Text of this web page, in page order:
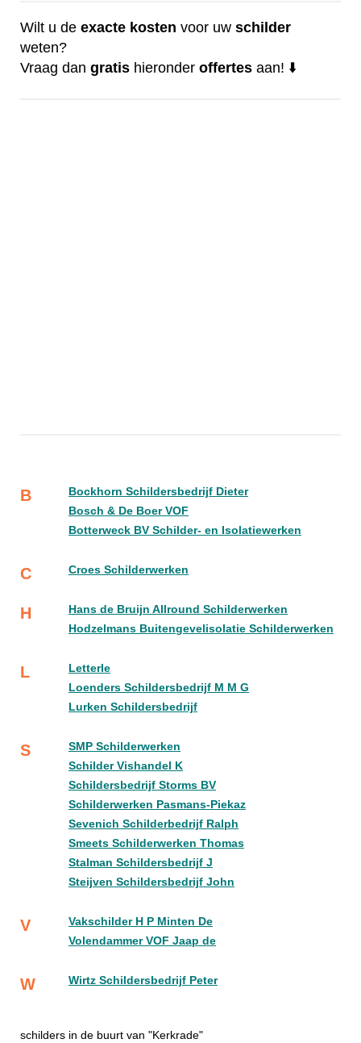
Wilt u de exacte kosten voor uw schilder
weten?
Vraag dan gratis hieronder offertes aan! ⬇️
B
Bockhorn Schildersbedrijf Dieter
Bosch & De Boer VOF
Botterweck BV Schilder- en Isolatiewerken
C Croes Schilderwerken
H
Hans de Bruijn Allround Schilderwerken
Hodzelmans Buitengevelisolatie Schilderwerken
L
Letterle
Loenders Schildersbedrijf M M G
Lurken Schildersbedrijf
S
SMP Schilderwerken
Schilder Vishandel K
Schildersbedrijf Storms BV
Schilderwerken Pasmans-Piekaz
Sevenich Schilderbedrijf Ralph
Smeets Schilderwerken Thomas
Stalman Schildersbedrijf J
Steijven Schildersbedrijf John
V
Vakschilder H P Minten De
Volendammer VOF Jaap de
W Wirtz Schildersbedrijf Peter
schilders in de buurt van "Kerkrade"